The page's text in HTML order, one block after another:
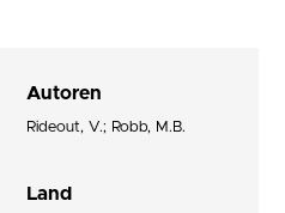
Autoren
Rideout, V.; Robb, M.B.
Land